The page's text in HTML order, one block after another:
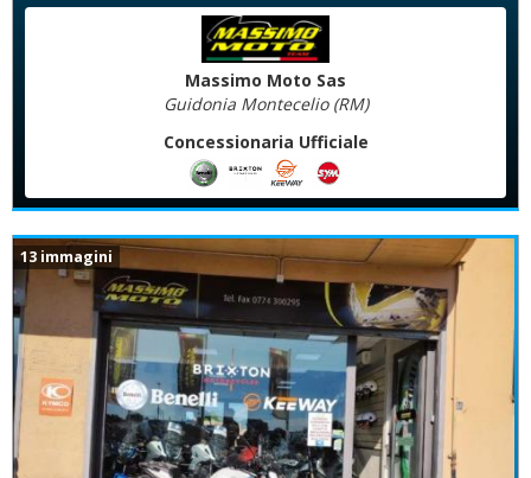
Massimo Moto Sas
Guidonia Montecelio (RM)
Concessionaria Ufficiale
13 immagini